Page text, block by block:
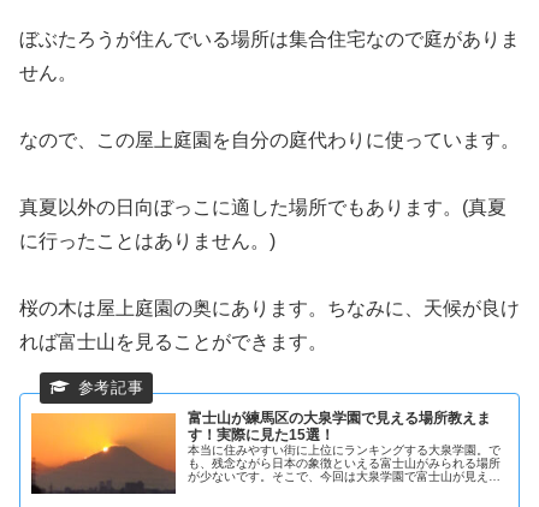
ぼぶたろうが住んでいる場所は集合住宅なので庭がありま
せん。
なので、この屋上庭園を自分の庭代わりに使っています。
真夏以外の日向ぼっこに適した場所でもあります。(真夏
に行ったことはありません。)
桜の木は屋上庭園の奥にあります。ちなみに、天候が良け
れば富士山を見ることができます。
富士山が練馬区の大泉学園で見える場所教えま
す！実際に見た15選！
本当に住みやすい街に上位にランキングする大泉学園。で
も、残念ながら日本の象徴といえる富士山がみられる場所
が少ないです。そこで、今回は大泉学園で富士山が見える